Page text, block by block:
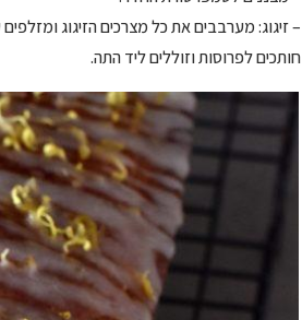
– זיגוג: מערבבים את כל מצרכים הזיגוג
חותכים לפרוסות וזוללים ליד התה.